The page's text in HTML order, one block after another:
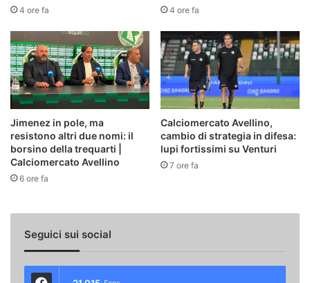
4 ore fa 4 ore fa
Jimenez in pole, ma
resistono altri due nomi: il
borsino della trequarti |
Calciomercato Avellino
6 ore fa
Calciomercato Avellino,
cambio di strategia in difesa:
lupi fortissimi su Venturi
7 ore fa
Seguici sui social